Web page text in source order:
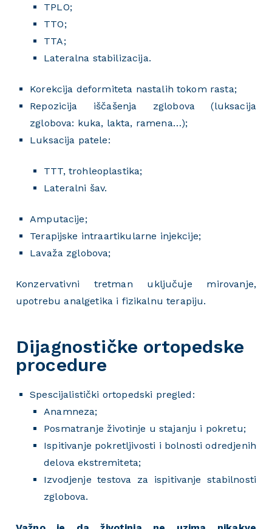
TPLO;
TTO;
TTA;
Lateralna stabilizacija.
Korekcija deformiteta nastalih tokom rasta;
Repozicija iščašenja zglobova (luksacija
zglobova: kuka, lakta, ramena…);
Luksacija patele:
TTT, trohleoplastika;
Lateralni šav.
Amputacije;
Terapijske intraartikularne injekcije;
Lavaža zglobova;
Konzervativni tretman uključuje mirovanje,
upotrebu analgetika i fizikalnu terapiju.
Dijagnostičke ortopedske
procedure
Spescijalistički ortopedski pregled:
Anamneza;
Posmatranje životinje u stajanju i pokretu;
Ispitivanje pokretljivosti i bolnosti odredjenih
delova ekstremiteta;
Izvodjenje testova za ispitivanje stabilnosti
zglobova.